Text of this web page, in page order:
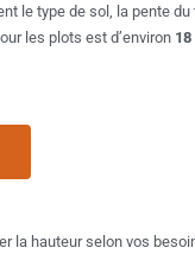
le type de sol, la pente du
les plots est d’environ 18
la hauteur selon vos